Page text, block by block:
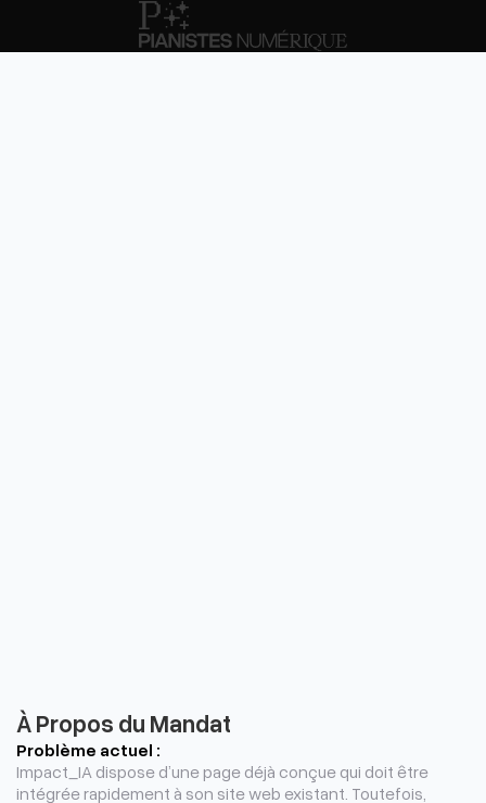
À Propos du Mandat
Problème actuel :
Impact_IA dispose d’une page déjà conçue qui doit être
intégrée rapidement à son site web existant. Toutefois,